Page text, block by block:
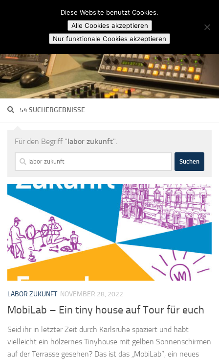
Skip to content
Campusradio Karlsruhe
54 SUCHERGEBNISSE
Für den Begriff "labor zukunft".
LABOR ZUKUNFT NOVEMBER 28, 2022
MobiLab – Ein tiny house auf Tour für euch
Seid ihr in letzter Zeit durch Karlsruhe spaziert und habt
vielleicht ein hölzernes Tinyhouse mit gelben Sonnenschirmen
auf der Terrasse gesehen? Das ist das „MobiLab“, ein neues
Diese Website benutzt Cookies.
Alle Cookies akzeptieren
Nur funktionale Cookies akzeptieren